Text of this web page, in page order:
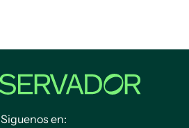
Siguenos en: